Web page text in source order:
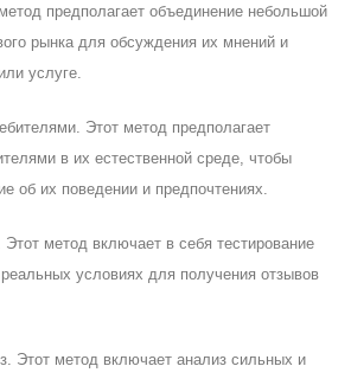
предполагает объединение небольшой
рынка для обсуждения их мнений и
услуге.
Этот метод предполагает
в их естественной среде, чтобы
об их поведении и предпочтениях.
метод включает в себя тестирование
условиях для получения отзывов
Этот метод включает анализ сильных и